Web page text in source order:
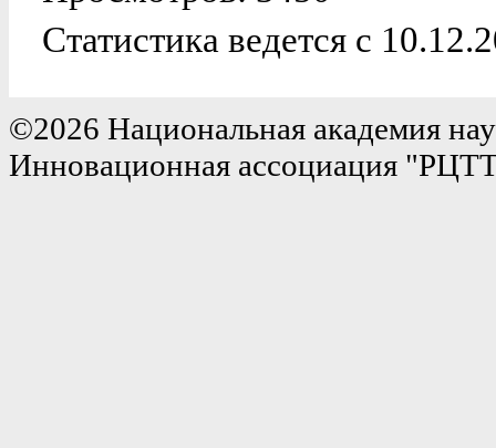
Статистика ведется с
©2026 Национальная академия
Инновационная ассоциация